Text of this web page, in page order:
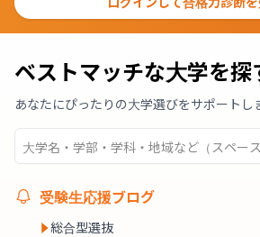
ベストマッチな大学を探
あなたにぴったりの大学選びをサポートし
受験生応援ブログ
総合型選抜